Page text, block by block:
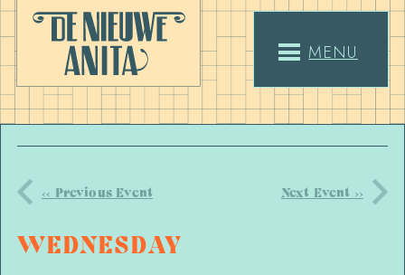
MENU
<< Previous Event Next Event >>
WEDNESDAY